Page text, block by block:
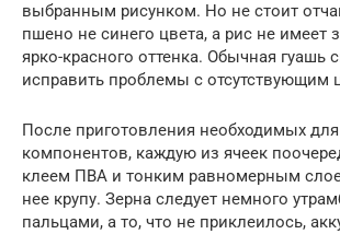
выбранным рисунком. Но не стоит
пшено не синего цвета, а рис не имеет
ярко-красного оттенка. Обычная гуашь
исправить проблемы с отсутствующим
После приготовления необходимых
компонентов, каждую из ячеек
клеем ПВА и тонким равномерным
нее крупу. Зерна следует немного
пальцами, а то, что не приклеилось,